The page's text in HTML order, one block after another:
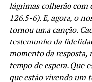
lágrimas colherão com
126.5-6). E, agora, o
tornou uma canção.
testemunho da
momento da resposta,
tempo de espera. Que
que estão vivendo um